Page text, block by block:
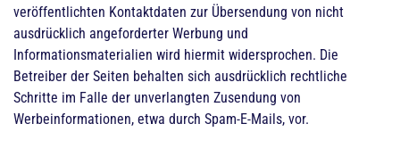
veröffentlichten Kontaktdaten zur Übersendung von nicht
ausdrücklich angeforderter Werbung und
Informationsmaterialien wird hiermit widersprochen. Die
Betreiber der Seiten behalten sich ausdrücklich rechtliche
Schritte im Falle der unverlangten Zusendung von
Werbeinformationen, etwa durch Spam-E-Mails, vor.